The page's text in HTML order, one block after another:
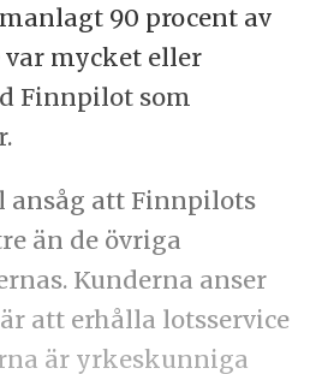
90 procent av
var mycket eller
Finnpilot som
ansåg att Finnpilots
än de övriga
Kunderna anser
att erhålla lotsservice
är yrkeskunniga